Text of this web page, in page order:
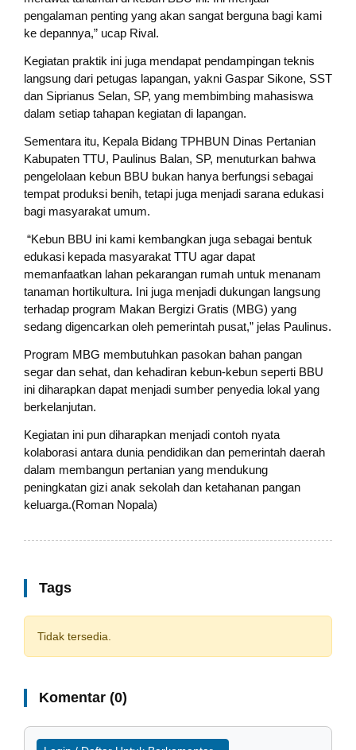
pengalaman penting yang akan sangat berguna bagi kami
ke depannya,” ucap Rival.
Kegiatan praktik ini juga mendapat pendampingan teknis
langsung dari petugas lapangan, yakni Gaspar Sikone, SST
dan Siprianus Selan, SP, yang membimbing mahasiswa
dalam setiap tahapan kegiatan di lapangan.
Sementara itu, Kepala Bidang TPHBUN Dinas Pertanian
Kabupaten TTU, Paulinus Balan, SP, menuturkan bahwa
pengelolaan kebun BBU bukan hanya berfungsi sebagai
tempat produksi benih, tetapi juga menjadi sarana edukasi
bagi masyarakat umum.
“Kebun BBU ini kami kembangkan juga sebagai bentuk
edukasi kepada masyarakat TTU agar dapat
memanfaatkan lahan pekarangan rumah untuk menanam
tanaman hortikultura. Ini juga menjadi dukungan langsung
terhadap program Makan Bergizi Gratis (MBG) yang
sedang digencarkan oleh pemerintah pusat,” jelas Paulinus.
Program MBG membutuhkan pasokan bahan pangan
segar dan sehat, dan kehadiran kebun-kebun seperti BBU
ini diharapkan dapat menjadi sumber penyedia lokal yang
berkelanjutan.
Kegiatan ini pun diharapkan menjadi contoh nyata
kolaborasi antara dunia pendidikan dan pemerintah daerah
dalam membangun pertanian yang mendukung
peningkatan gizi anak sekolah dan ketahanan pangan
keluarga.(Roman Nopala)
Tags
Tidak tersedia.
Komentar (0)